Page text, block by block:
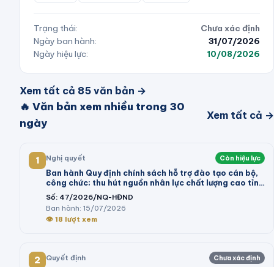
Trạng thái:
Chưa xác định
Ngày ban hành:
31/07/2026
Ngày hiệu lực:
10/08/2026
Xem tất cả 85 văn bản →
🔥 Văn bản xem nhiều trong 30
ngày
Xem tất cả →
1 Nghị quyết Còn hiệu lực
Ban hành Quy định chính sách hỗ trợ đào tạo cán bộ,
công chức; thu hút nguồn nhân lực chất lượng cao tỉnh
Vĩnh Long giai đoạn 2026 - 2030
Số: 47/2026/NQ-HĐND
Ban hành: 15/07/2026
👁 18 lượt xem
2 Quyết định Chưa xác định